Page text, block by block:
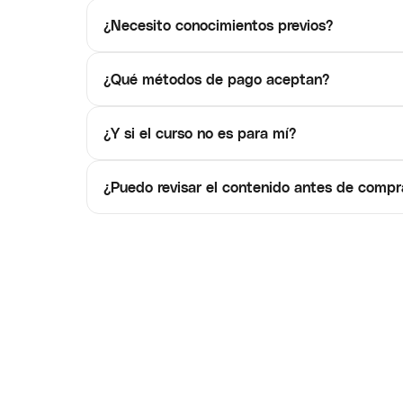
¿Necesito conocimientos previos?
¿Qué métodos de pago aceptan?
¿Y si el curso no es para mí?
¿Puedo revisar el contenido antes de